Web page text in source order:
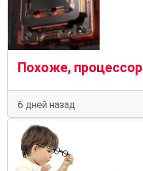
6 дней назад